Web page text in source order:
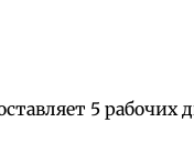
5 рабочих